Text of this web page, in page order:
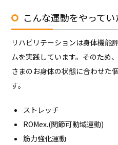
こんな運動をやって
リハビリテーションは身体機能
ムを実践しています。そのため
さまのお身体の状態に合わせた
す。
ストレッチ
ROMex.(関節可動域運動)
筋力強化運動